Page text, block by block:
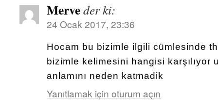
Merveder ki:
24 Ocak 2017, 23:36
Hocam bu bizimle ilgili cümlesinde
bizimle kelimesini hangisi karşılıyor
anlamını neden katmadik
Yanıtlamak için oturum açın